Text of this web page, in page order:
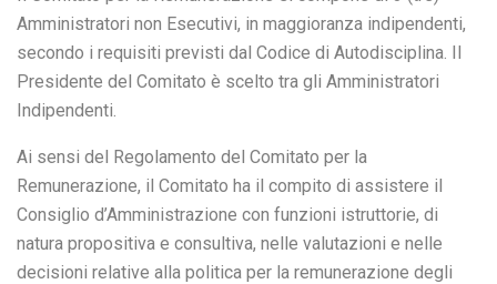
Amministratori non Esecutivi, in maggioranza indipendenti,
secondo i requisiti previsti dal Codice di Autodisciplina. Il
Presidente del Comitato è scelto tra gli Amministratori
Indipendenti.
Ai sensi del Regolamento del Comitato per la
Remunerazione, il Comitato ha il compito di assistere il
Consiglio d’Amministrazione con funzioni istruttorie, di
natura propositiva e consultiva, nelle valutazioni e nelle
decisioni relative alla politica per la remunerazione degli